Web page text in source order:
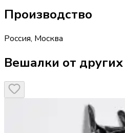
Производство
Россия, Москва
Вешалки от